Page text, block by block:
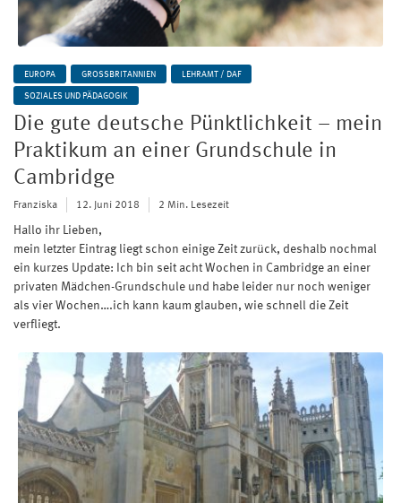
EUROPA GROSSBRITANNIEN LEHRAMT / DAF
SOZIALES UND PÄDAGOGIK
Die gute deutsche Pünktlichkeit – mein
Praktikum an einer Grundschule in
Cambridge
Franziska 12. Juni 2018 2 Min. Lesezeit
Hallo ihr Lieben,
mein letzter Eintrag liegt schon einige Zeit zurück, deshalb nochmal
ein kurzes Update: Ich bin seit acht Wochen in Cambridge an einer
privaten Mädchen-Grundschule und habe leider nur noch weniger
als vier Wochen….ich kann kaum glauben, wie schnell die Zeit
verfliegt.